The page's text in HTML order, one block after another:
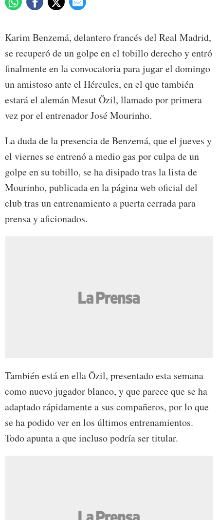
Karim Benzemá, delantero francés del Real Madrid,
se recuperó de un golpe en el tobillo derecho y entró
finalmente en la convocatoria para jugar el domingo
un amistoso ante el Hércules, en el que también
estará el alemán Mesut Özil, llamado por primera
vez por el entrenador José Mourinho.
La duda de la presencia de Benzemá, que el jueves y
el viernes se entrenó a medio gas por culpa de un
golpe en su tobillo, se ha disipado tras la lista de
Mourinho, publicada en la página web oficial del
club tras un entrenamiento a puerta cerrada para
prensa y aficionados.
También está en ella Özil, presentado esta semana
como nuevo jugador blanco, y que parece que se ha
adaptado rápidamente a sus compañeros, por lo que
se ha podido ver en los últimos entrenamientos.
Todo apunta a que incluso podría ser titular.